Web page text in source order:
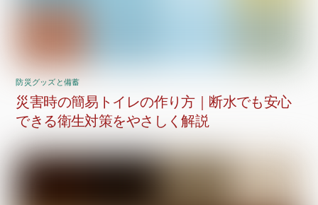
防災グッズと備蓄
災害時の簡易トイレの作り方｜断水でも安心
できる衛生対策をやさしく解説